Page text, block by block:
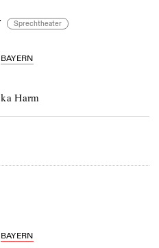
Sprechtheater
BAYERN
Harm
BAYERN